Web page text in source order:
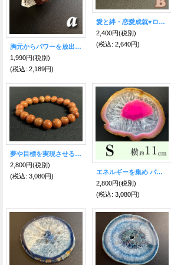
胸元からパワーを放出！良くない物を削ぎ落とす！原石本水晶ポイント ネックレス A
1,990円(税別)
(税込: 2,189円)
愛と絆・恋愛成就♥ローズクォーツ ハートお守り石 B
2,400円(税別)
(税込: 2,640円)
夢や目標を実現させる！ゴールドストーン10mm球ブレスレット
2,800円(税別)
(税込: 3,080円)
エネルギーを集め パワーを高める！瑪瑙（めのう）プレート ■Mサイズ■S【約11センチ×8.8センチ】
2,800円(税別)
(税込: 3,080円)